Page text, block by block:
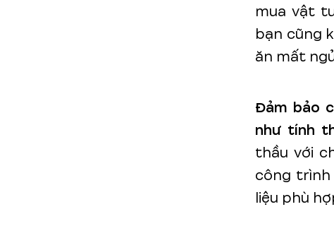
mua vật
bạn cũng
ăn mất
Đảm bảo
như tính
thầu với
công trình
liệu phù